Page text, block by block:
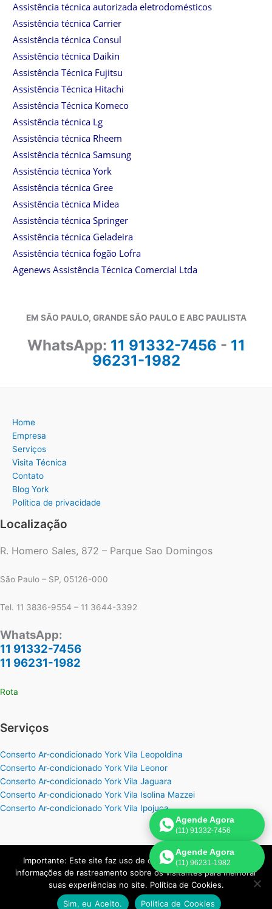
Assistência técnica autorizada eletrodomésticos
Assistência técnica Carrier
Assistência técnica Consul
Assistência técnica Daikin
Assistência Técnica Fujitsu
Assistência Técnica Hitachi
Assistência Técnica Komeco
Assistência técnica Lg
Assistência técnica Rheem
Assistência técnica Samsung
Assistência técnica York
Assistência técnica Gree
Assistência técnica Midea
Assistência técnica Springer
Assistência técnica Geladeira
Assistência técnica fogão Lofra
Agenews Assistência Técnica Comercial Ltda
EM SÃO PAULO, GRANDE SÃO PAULO E ABC PAULISTA
WhatsApp: 11 91332-7456 - 11
96231-1982
Home
Empresa
Serviços
Visita Técnica
Contato
Blog York
Política de privacidade
Localização
R. Homero Sales, 872 – Parque Sao Domingos
São Paulo – SP, 05126-000
Tel. 11 3836-9554 – 11 3644-3392
WhatsApp:
11 91332-7456
11 96231-1982
Rota
Serviços
Conserto Ar-condicionado York Vila Leopoldina
Conserto Ar-condicionado York Vila Leonor
Conserto Ar-condicionado York Vila Jaguara
Conserto Ar-condicionado York Vila Isolina Mazzei
Conserto Ar-condicionado York Vila Ipojuca
Copyright © 2026 York Assistência Ar-Condicionado | Criado por:
Página de Venda.
Agende Agora
(11) 91332-7456
Agende Agora
(11) 96231-1982
Importante: Este site faz uso de cookies que podem conter
informações de rastreamento sobre os visitantes para melhorar
suas experiências no site. Política de Cookies.
Sim, eu Aceito.
Política de Cookies